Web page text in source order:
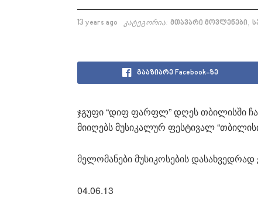
13 years ago კატეგორია: მთავარი მოვლენები,
გააზიარე Facebook-ზე
ჯგუფი “დიფ ფარფლ” დღეს თბილისში
მიიღებს მუსიკალურ ფესტივალ
მელომანები მუსიკოსების
04.06.13